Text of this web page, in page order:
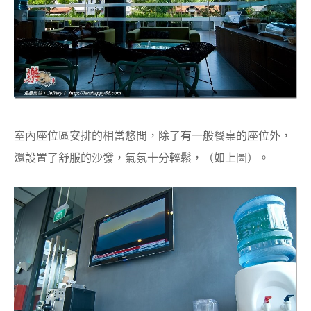
室內座位區安排的相當悠閒，除了有一般餐桌的座位外，
還設置了舒服的沙發，氣氛十分輕鬆，（如上圖）。